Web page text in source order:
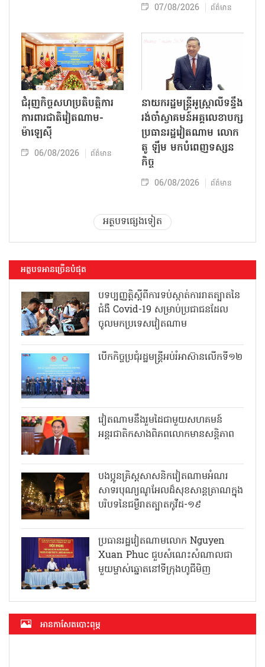
07/08/2026 ព័ត៌មាន
ជំរុញកិច្ចសហប្រតិបត្តិការ
ការពារជាតិវៀតណាម-
ម៉ាឡេស៊ី
06/08/2026 ព័ត៌មាន
នាយករដ្ឋមន្ត្រីអូស្ត្រាលីទន្ទឹង
រង់ចាំស្វាគមន៍អគ្គលេខាបក្ស
ប្រធានរដ្ឋវៀតណាម លោក
តូ ឡឹម មកបំពេញទស្សន
កិច្ច
06/08/2026 ព័ត៌មាន
អត្ថបទផ្សេងទៀត
អត្ថបទអានច្រើនបំផុត
បទប្បញ្ញត្តិស្តីពីការទប់ស្កាត់ការរាតត្បាតនៃ
ជំងឺ Covid-19 សម្រាប់ប្រជាជនដែល
ចូលមកប្រទេសវៀតណាម
បើកកិច្ចប្រជុំរដ្ឋមន្ត្រីអប់រំអាស៊ានលើកទី១២
វៀតណាមនឹងរួមដៃជាមួយសហគមន៍
អន្តរជាតិកសាងពិភពលោកមានសន្តិភាព
បងប្អូនគ្រិស្តសាសនិកវៀតណាមអំណរ
សាទរបុណ្យណូអែលដ៏សុខសាន្តត្រាណក្នុង
បរិបទនៃជម្ងឺរាតត្បាតកូវីដ-១៩
ប្រធានរដ្ឋវៀតណាមលោក Nguyen
Xuan Phuc ជួបសំណេះសំណាលជា
មួយម្ចាស់ឆ្នោតនៅទីក្រុងហូជីមិញ
អាន​កាសែត​បោះពុម្ភ